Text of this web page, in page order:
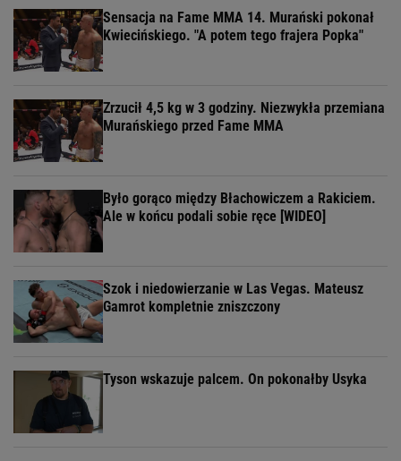
Sensacja na Fame MMA 14. Murański pokonał
Kwiecińskiego. "A potem tego frajera Popka"
Zrzucił 4,5 kg w 3 godziny. Niezwykła przemiana
Murańskiego przed Fame MMA
Było gorąco między Błachowiczem a Rakiciem.
Ale w końcu podali sobie ręce [WIDEO]
Szok i niedowierzanie w Las Vegas. Mateusz
Gamrot kompletnie zniszczony
Tyson wskazuje palcem. On pokonałby Usyka